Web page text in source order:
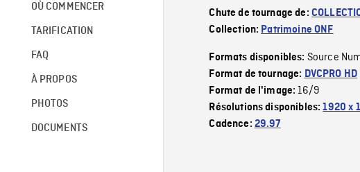
OÙ COMMENCER
TARIFICATION
FAQ
À PROPOS
PHOTOS
DOCUMENTS
Chute de tournage de:
Collection: Patrimoine ONF
Formats disponibles: Source
Format de tournage: DVCPRO HD
Format de l'image:16/9
Résolutions disponibles:1920 x
Cadence: 29.97